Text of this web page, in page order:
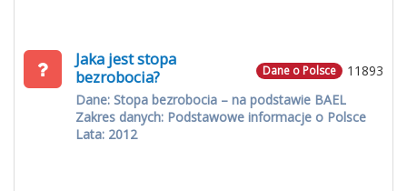
11893
Dane o Polsce
Jaka jest stopa
bezrobocia?
Dane: Stopa bezrobocia – na podstawie BAEL
Zakres danych: Podstawowe informacje o Polsce
Lata: 2012